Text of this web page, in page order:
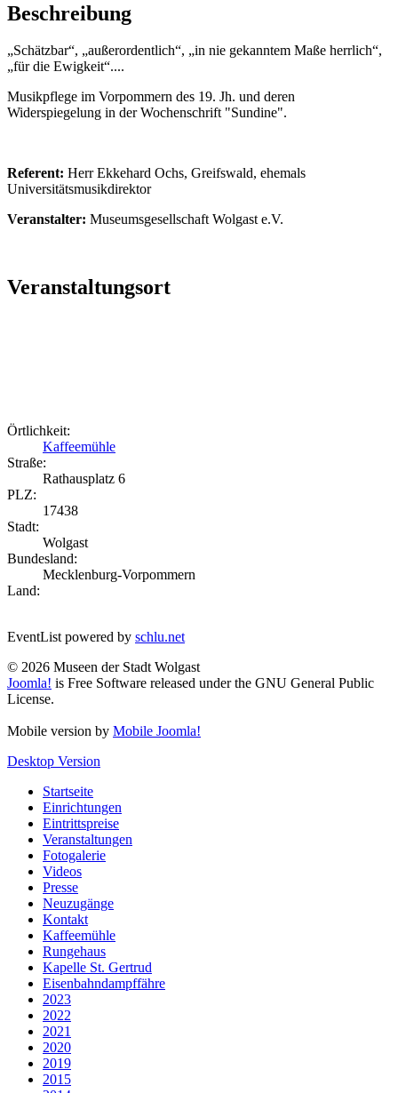
Beschreibung
„Schätzbar“, „außerordentlich“, „in nie gekanntem Maße herrlich“,
„für die Ewigkeit“....
Musikpflege im Vorpommern des 19. Jh. und deren
Widerspiegelung in der Wochenschrift "Sundine".
Referent: Herr Ekkehard Ochs, Greifswald, ehemals
Universitätsmusikdirektor
Veranstalter: Museumsgesellschaft Wolgast e.V.
Veranstaltungsort
Örtlichkeit:
Kaffeemühle
Straße:
Rathausplatz 6
PLZ:
17438
Stadt:
Wolgast
Bundesland:
Mecklenburg-Vorpommern
Land:
EventList powered by schlu.net
© 2026 Museen der Stadt Wolgast
Joomla! is Free Software released under the GNU General Public
License.
Mobile version by Mobile Joomla!
Desktop Version
Startseite
Einrichtungen
Eintrittspreise
Veranstaltungen
Fotogalerie
Videos
Presse
Neuzugänge
Kontakt
Kaffeemühle
Rungehaus
Kapelle St. Gertrud
Eisenbahndampffähre
2023
2022
2021
2020
2019
2015